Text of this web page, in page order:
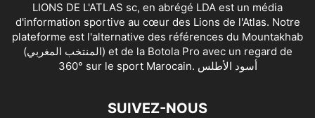
LIONS DE L'ATLAS sc, en abrégé LDA est un média
d'information sportive au cœur des Lions de l'Atlas. Notre
plateforme est l'alternative des références du Mountakhab
(المنتخب المغربي) et de la Botola Pro avec un regard de
360° sur le sport Marocain. أسود الأطلس
SUIVEZ-NOUS